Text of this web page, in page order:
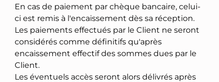
En cas de paiement par chèque bancaire, celui-
ci est remis à l'encaissement dès sa réception.
Les paiements effectués par le Client ne seront
considérés comme définitifs qu'après
encaissement effectif des sommes dues par le
Client.
Les éventuels accès seront alors délivrés après